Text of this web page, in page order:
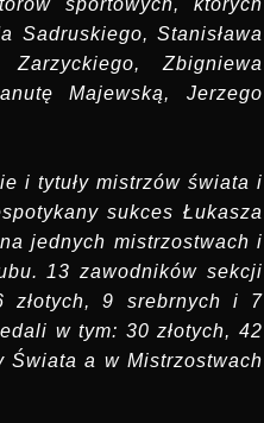
sportowych, których
Sadruskiego, Stanisława
Zbigniewa
Majewską, Jerzego
i tytuły mistrzów świata i
sukces Łukasza
jednych mistrzostwach i
13 zawodników sekcji
złotych, 9 srebrnych i 7
w tym: 30 złotych, 42
a w Mistrzostwach